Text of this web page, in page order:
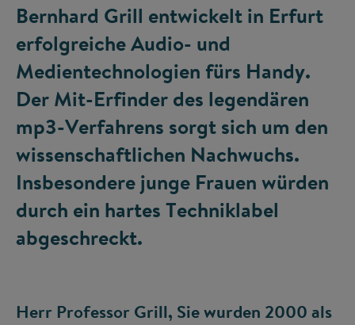
Bernhard Grill entwickelt in Erfurt
erfolgreiche Audio- und
Medientechnologien fürs Handy.
Der Mit-Erfinder des legendären
mp3-Verfahrens sorgt sich um den
wissenschaftlichen Nachwuchs.
Insbesondere junge Frauen würden
durch ein hartes Techniklabel
abgeschreckt.
Herr Professor Grill, Sie wurden 2000 als